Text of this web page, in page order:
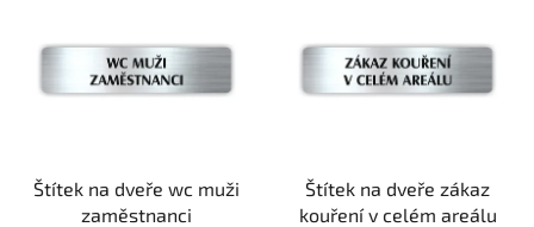
Štítek na dveře wc muži
zaměstnanci
Štítek na dveře zákaz
kouření v celém areálu